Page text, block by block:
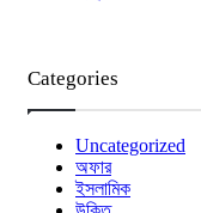
Categories
Uncategorized
অফার
ইসলামিক